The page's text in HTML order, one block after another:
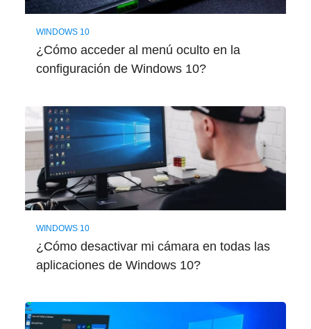
WINDOWS 10
¿Cómo acceder al menú oculto en la
configuración de Windows 10?
WINDOWS 10
¿Cómo desactivar mi cámara en todas las
aplicaciones de Windows 10?